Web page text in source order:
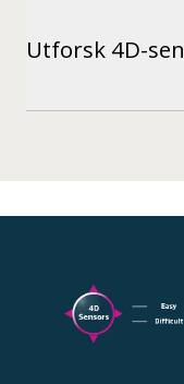
Utforsk 4D-